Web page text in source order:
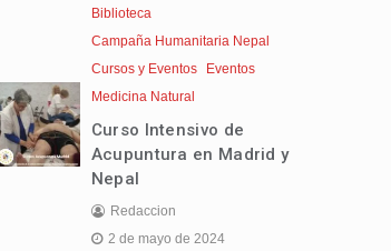
Biblioteca
Campaña Humanitaria Nepal
Cursos y Eventos
Eventos
Medicina Natural
Curso Intensivo de
Acupuntura en Madrid y
Nepal
Redaccion
2 de mayo de 2024